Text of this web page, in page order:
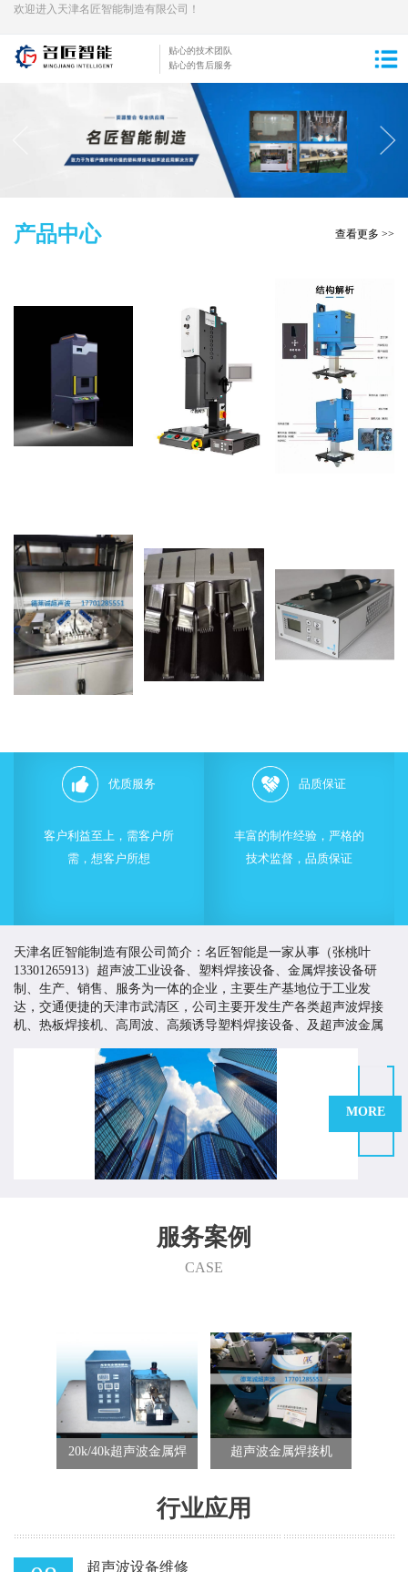
欢迎进入天津名匠智能制造有限公司！
贴心的技术团队
贴心的售后服务
产品中心 查看更多 >>
优质服务
客户利益至上，需客户所
需，想客户所想
品质保证
丰富的制作经验，严格的
技术监督，品质保证
天津名匠智能制造有限公司简介：名匠智能是一家从事（张桃叶
13301265913）超声波工业设备、塑料焊接设备、金属焊接设备研
制、生产、销售、服务为一体的企业，主要生产基地位于工业发
达，交通便捷的天津市武清区，公司主要开发生产各类超声波焊接
机、热板焊接机、高周波、高频诱导塑料焊接设备、及超声波金属
名匠智能一直致力于为客户提供有价值的塑料焊接与超声波
应用解决方案，以高品质的产品来提高客户市场竞争力，创造客户
价值。多年来，名匠智能持续改进生产工艺、严格控制产品质量、
不断加大技术开发的力度和投入，并积极引进技术，制造技术质量
优越的产品，为国内外客商提供多方面多途径的产品与服务。
们的产品在家电行业、汽车行业、电子行业、航天航空、精密五
金、包装行业、玩具行业、纺织行业等的各类产品制造中都得到了
成功的使用。 快捷、可靠、经济、清洁和美观，德莱诚为您在这个
MORE
服务案例
CASE
20k/40k超声波金属焊 超声波金属焊接机
行业应用
超声波设备维修